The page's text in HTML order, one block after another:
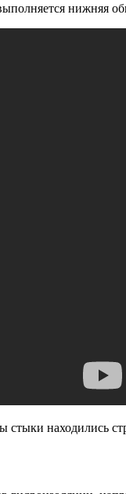
нижняя
находились